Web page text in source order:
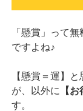
「懸賞」って
ですよね♪
【懸賞＝運】
が、以外に
【
す。